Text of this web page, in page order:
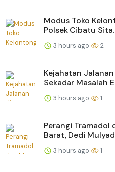
Modus Toko
Polsek Cibatu
3 hours ago 2
Kejahatan
Sekadar Masalah
3 hours ago 1
Perangi Tramadol
Barat, Dedi
3 hours ago 1